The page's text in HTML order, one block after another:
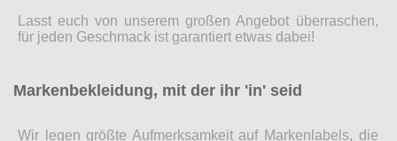
Lasst euch von unserem großen Angebot überraschen,
für jeden Geschmack ist garantiert etwas dabei!
Markenbekleidung, mit der ihr 'in' seid
Wir legen größte Aufmerksamkeit auf Markenlabels, die